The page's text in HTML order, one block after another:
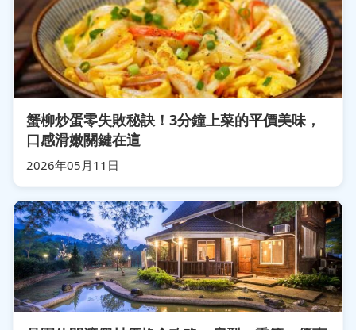
蟹柳炒蛋零失敗秘訣！3分鐘上菜的平價美味，
口感滑嫩關鍵在這
2026年05月11日